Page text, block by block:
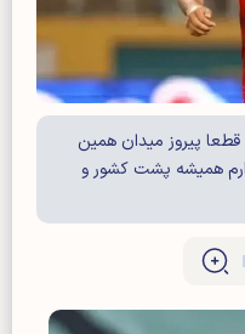
پیروز میدان همین
همیشه پشت کشور و